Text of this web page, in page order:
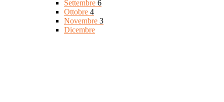
Settembre 6
Ottobre 4
Novembre 3
Dicembre